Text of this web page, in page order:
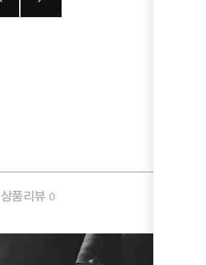
상품리뷰 0